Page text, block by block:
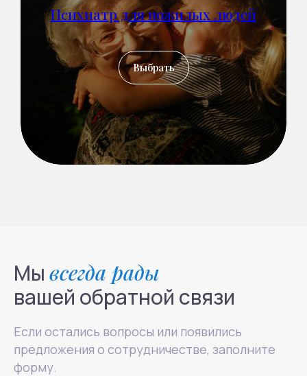
Психиатр для пожилых людей
Выбрать
Мы всегда рады
вашей обратной связи
Если остались вопросы или появились
предложения о сотрудничестве, заполните
форму.